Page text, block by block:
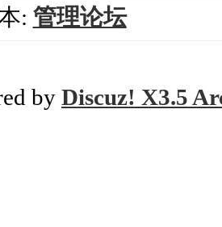
: 管理论坛
by Discuz! X3.5